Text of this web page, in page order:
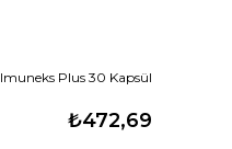
Imuneks Plus 30 Kapsül
₺472,69